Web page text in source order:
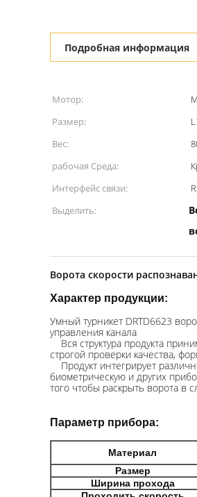
Подробная информация
Мотор:
Размер:
Вес:
рабочая Среда:
Интерфейс связи:
Выделить:
Ворота скорости
Характер продукции:
Умный турникет DRTD6623
управления канала
Вся структура продукта
строгой проверки качества,
Продукт интегрирует
биометрическую и других
того чтобы раскрыть ворота в
Параметр прибора:
Материал
Размер
Ширина прохода